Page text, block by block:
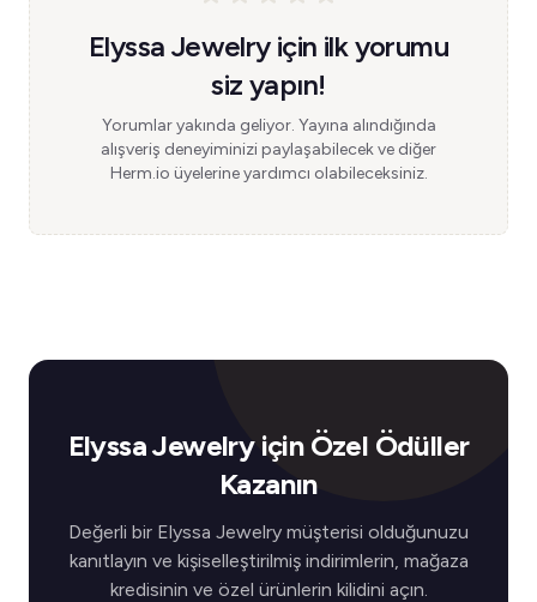
Elyssa Jewelry için ilk yorumu
siz yapın!
Yorumlar yakında geliyor. Yayına alındığında
alışveriş deneyiminizi paylaşabilecek ve diğer
Herm.io üyelerine yardımcı olabileceksiniz.
Elyssa Jewelry için Özel Ödüller
Kazanın
Değerli bir Elyssa Jewelry müşterisi olduğunuzu
kanıtlayın ve kişiselleştirilmiş indirimlerin, mağaza
kredisinin ve özel ürünlerin kilidini açın.